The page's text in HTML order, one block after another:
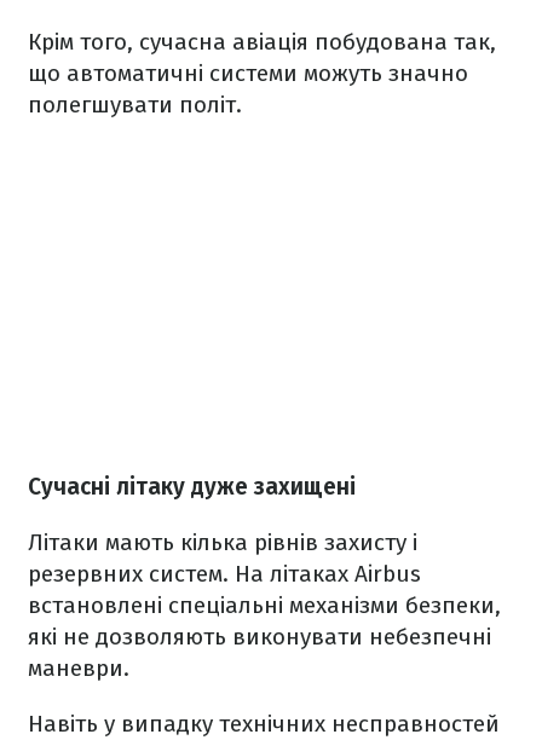
Крім того, сучасна авіація побудована так,
що автоматичні системи можуть значно
полегшувати політ.
Сучасні літаку дуже захищені
Літаки мають кілька рівнів захисту і
резервних систем. На літаках Airbus
встановлені спеціальні механізми безпеки,
які не дозволяють виконувати небезпечні
маневри.
Навіть у випадку технічних несправностей